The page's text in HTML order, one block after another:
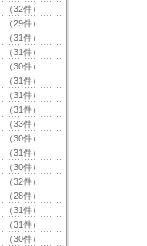
（32件）
（29件）
（31件）
（31件）
（30件）
（31件）
（31件）
（31件）
（33件）
（30件）
（31件）
（30件）
（32件）
（28件）
（31件）
（31件）
（30件）